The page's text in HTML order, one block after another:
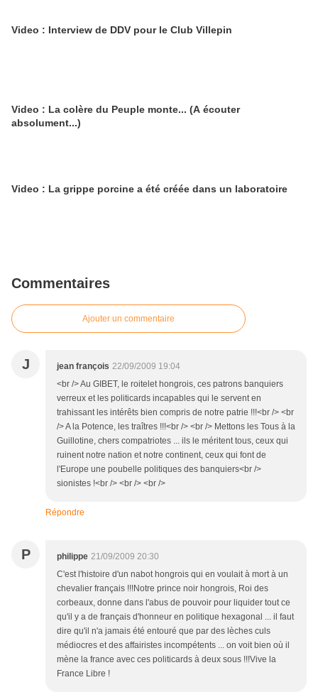
Video : Interview de DDV pour le Club Villepin
Video : La colère du Peuple monte... (A écouter
absolument...)
Video : La grippe porcine a été créée dans un laboratoire
Commentaires
Ajouter un commentaire
J jean françois 22/09/2009 19:04
<br /> Au GIBET, le roitelet hongrois, ces patrons banquiers
verreux et les politicards incapables qui le servent en
trahissant les intérêts bien compris de notre patrie !!!<br /> <br
/> A la Potence, les traîtres !!!<br /> <br /> Mettons les Tous à la
Guillotine, chers compatriotes ... ils le méritent tous, ceux qui
ruinent notre nation et notre continent, ceux qui font de
l'Europe une poubelle politiques des banquiers<br />
sionistes !<br /> <br /> <br />
Répondre
P philippe 21/09/2009 20:30
C'est l'histoire d'un nabot hongrois qui en voulait à mort à un
chevalier français !!!Notre prince noir hongrois, Roi des
corbeaux, donne dans l'abus de pouvoir pour liquider tout ce
qu'il y a de français d'honneur en politique hexagonal ... il faut
dire qu'il n'a jamais été entouré que par des lèches culs
médiocres et des affairistes incompétents ... on voit bien où il
mène la france avec ces politicards à deux sous !!!Vive la
France Libre !